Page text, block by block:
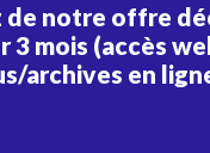
de notre offre
3 mois (accès
archives en